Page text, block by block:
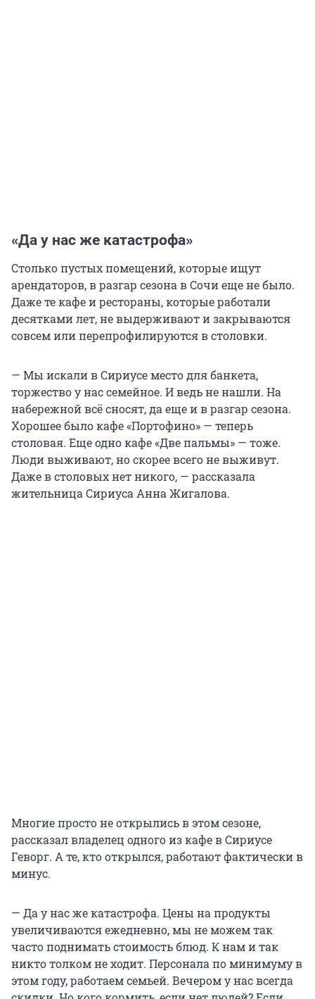
«Да у нас же катастрофа»
Столько пустых помещений, которые ищут
арендаторов, в разгар сезона в Сочи еще не было.
Даже те кафе и рестораны, которые работали
десятками лет, не выдерживают и закрываются
совсем или перепрофилируются в столовки.
— Мы искали в Сириусе место для банкета,
торжество у нас семейное. И ведь не нашли. На
набережной всё сносят, да еще и в разгар сезона.
Хорошее было кафе «Портофино» — теперь
столовая. Еще одно кафе «Две пальмы» — тоже.
Люди выживают, но скорее всего не выживут.
Даже в столовых нет никого, — рассказала
жительница Сириуса Анна Жигалова.
Многие просто не открылись в этом сезоне,
рассказал владелец одного из кафе в Сириусе
Геворг. А те, кто открылся, работают фактически в
минус.
— Да у нас же катастрофа. Цены на продукты
увеличиваются ежедневно, мы не можем так
часто поднимать стоимость блюд. К нам и так
никто толком не ходит. Персонала по минимуму в
этом году, работаем семьей. Вечером у нас всегда